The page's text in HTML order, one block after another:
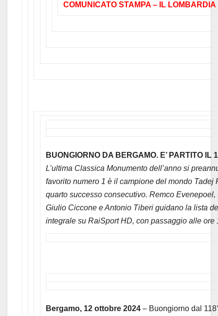
COMUNICATO STAMPA – IL LOMBARDIA
BUONGIORNO DA BERGAMO. E’ PARTITO IL
L’ultima Classica Monumento dell’anno si
favorito numero 1 è il campione del mondo Tadej
quarto successo consecutivo. Remco
Giulio Ciccone e Antonio Tiberi guidano la lista
integrale su RaiSport HD, con passaggio alle ore
Bergamo, 12 ottobre 2024– Buongiorno dal